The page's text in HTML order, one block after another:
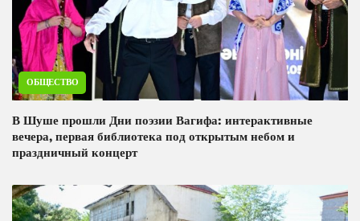
ОБЩЕСТВО
В Шуше прошли Дни поэзии Вагифа: интерактивные
вечера, первая библиотека под открытым небом и
праздничный концерт